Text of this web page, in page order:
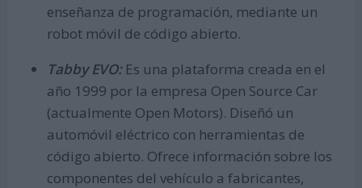
enseñanza de programación, mediante un
robot móvil de código abierto.
Tabby EVO: Es una plataforma creada en el
año 1999 por la empresa Open Source Car
(actualmente Open Motors). Diseñó un
automóvil eléctrico con herramientas de
código abierto. Ofrece información sobre los
componentes del vehículo a fabricantes,